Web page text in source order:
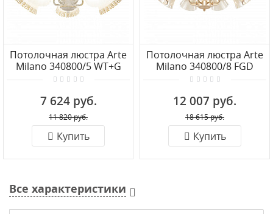
Потолочная люстра Arte
Milano 340800/5 WT+G
7 624 руб.
11 820 руб.
Купить
Потолочная люстра Arte
Milano 340800/8 FGD
12 007 руб.
18 615 руб.
Купить
Все характеристики